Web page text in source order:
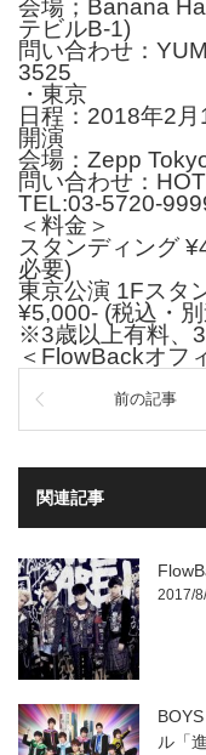
会場；Banana
テビルB-1)
問い合わせ：
3525
・東京
日程：2018年2
開演
会場：Zepp
問い合わせ：
TEL:03-5720-
＜料金＞
スタンディング
必要)
東京公演 1Fスタ
¥5,000- (税込・
※3歳以上有料、
＜ FlowBackオフ
前の記事
関連記事
2017/
ル「